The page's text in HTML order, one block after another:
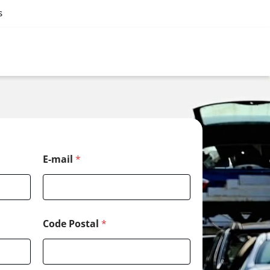
E-mail *
Code Postal *